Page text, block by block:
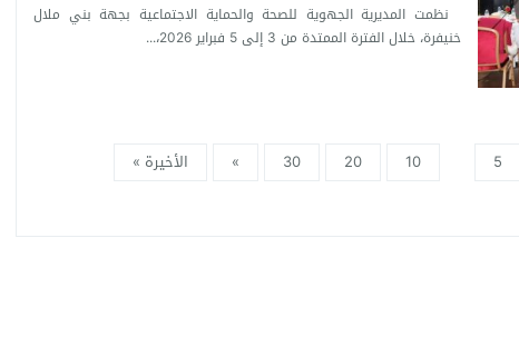
نظمت المديرية الجهوية للصحة والحماية الاجتماعية بجهة بني ملال
خنيفرة، خلال الفترة الممتدة من 3 إلى 5 فبراير 2026،...
5
10
20
30
» الأخيرة »